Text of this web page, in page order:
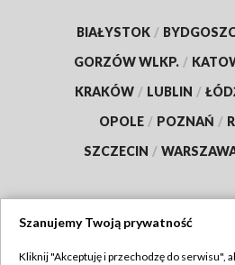
BIAŁYSTOK /
GORZÓW WLKP. /
KRAKÓW / LUBLIN /
OPOLE / POZNAŃ /
SZCZECIN /
Szanujemy Twoją prywatność
Kliknij "Akceptuję i przechodzę do serwisu",